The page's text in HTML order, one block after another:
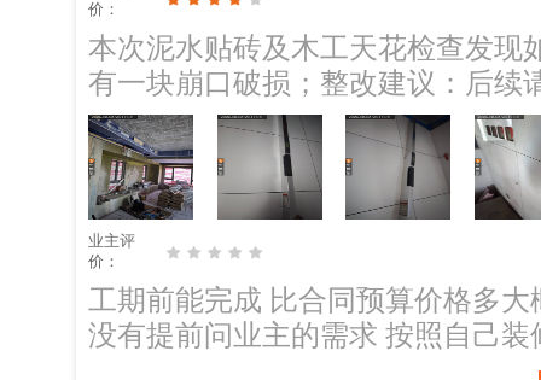
价：
本次泥水贴砖及木工天花检查发现
有一块崩口破损；整改建议：后续请
场发现木工天花自攻螺丝未进行点
腻子之前必须对天花的自攻螺丝点涂好防锈漆。 总结:
工方工长在场；现场有一名房门安
师傅沟通对接清楚安装时必需使用
直。 现场使用了激光水平仪，角
房、卫生间的墙面砖进行检查，平
木工天花封板符合标准，自攻螺丝
需求。 上次检查的客厅和3个房
业主评
价：
工期前能完成 比合同预算价格多
没有提前问业主的需求 按照自己装